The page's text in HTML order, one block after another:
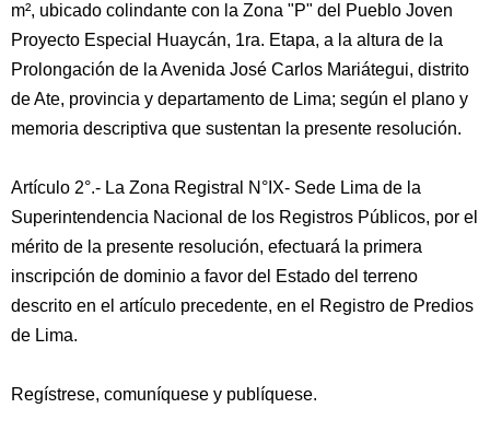
m², ubicado colindante con la Zona "P" del Pueblo Joven
Proyecto Especial Huaycán, 1ra. Etapa, a la altura de la
Prolongación de la Avenida José Carlos Mariátegui, distrito
de Ate, provincia y departamento de Lima; según el plano y
memoria descriptiva que sustentan la presente resolución.
Artículo 2°.- La Zona Registral N°IX- Sede Lima de la
Superintendencia Nacional de los Registros Públicos, por el
mérito de la presente resolución, efectuará la primera
inscripción de dominio a favor del Estado del terreno
descrito en el artículo precedente, en el Registro de Predios
de Lima.
Regístrese, comuníquese y publíquese.